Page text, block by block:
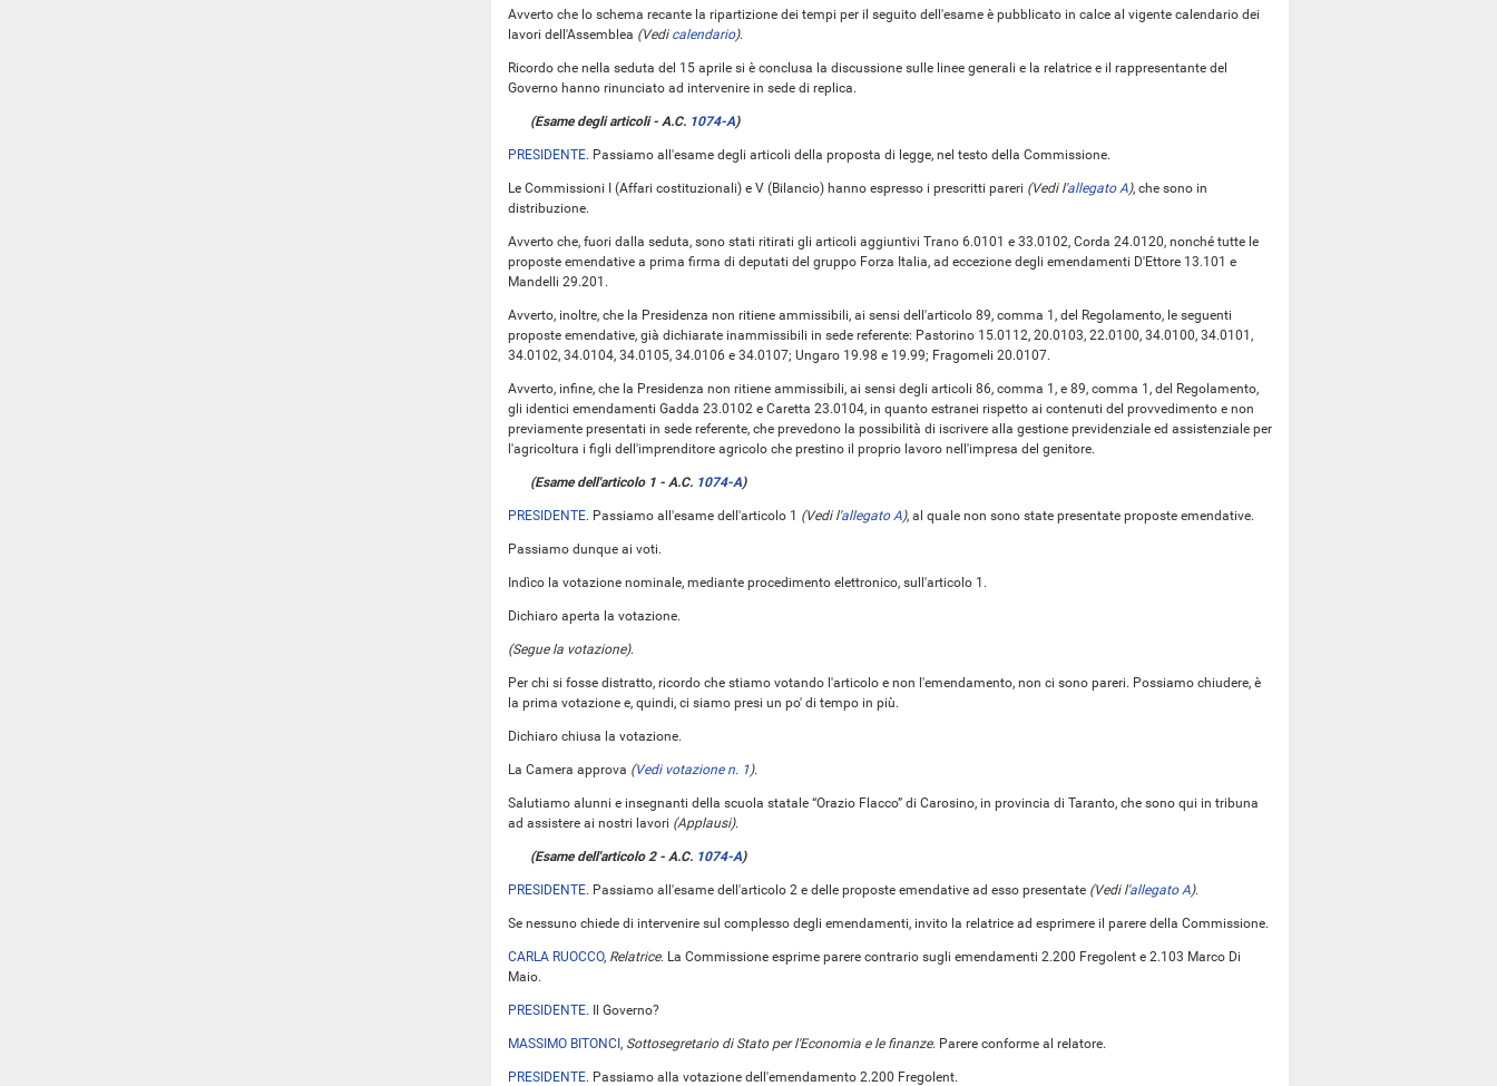
Avverto che lo schema recante la ripartizione dei tempi per il seguito dell'esame è pubblicato in calce al vigente calendario dei
lavori dell'Assemblea (Vedi calendario).
Ricordo che nella seduta del 15 aprile si è conclusa la discussione sulle linee generali e la relatrice e il rappresentante del
Governo hanno rinunciato ad intervenire in sede di replica.
(Esame degli articoli - A.C. 1074-A)
PRESIDENTE. Passiamo all'esame degli articoli della proposta di legge, nel testo della Commissione.
Le Commissioni I (Affari costituzionali) e V (Bilancio) hanno espresso i prescritti pareri (Vedi l'allegato A), che sono in
distribuzione.
Avverto che, fuori dalla seduta, sono stati ritirati gli articoli aggiuntivi Trano 6.0101 e 33.0102, Corda 24.0120, nonché tutte le
proposte emendative a prima firma di deputati del gruppo Forza Italia, ad eccezione degli emendamenti D'Ettore 13.101 e
Mandelli 29.201.
Avverto, inoltre, che la Presidenza non ritiene ammissibili, ai sensi dell'articolo 89, comma 1, del Regolamento, le seguenti
proposte emendative, già dichiarate inammissibili in sede referente: Pastorino 15.0112, 20.0103, 22.0100, 34.0100, 34.0101,
34.0102, 34.0104, 34.0105, 34.0106 e 34.0107; Ungaro 19.98 e 19.99; Fragomeli 20.0107.
Avverto, infine, che la Presidenza non ritiene ammissibili, ai sensi degli articoli 86, comma 1, e 89, comma 1, del Regolamento,
gli identici emendamenti Gadda 23.0102 e Caretta 23.0104, in quanto estranei rispetto ai contenuti del provvedimento e non
previamente presentati in sede referente, che prevedono la possibilità di iscrivere alla gestione previdenziale ed assistenziale per
l'agricoltura i figli dell'imprenditore agricolo che prestino il proprio lavoro nell'impresa del genitore.
(Esame dell'articolo 1 - A.C. 1074-A)
PRESIDENTE. Passiamo all'esame dell'articolo 1 (Vedi l'allegato A), al quale non sono state presentate proposte emendative.
Passiamo dunque ai voti.
Indìco la votazione nominale, mediante procedimento elettronico, sull'articolo 1.
Dichiaro aperta la votazione.
(Segue la votazione).
Per chi si fosse distratto, ricordo che stiamo votando l'articolo e non l'emendamento, non ci sono pareri. Possiamo chiudere, è
la prima votazione e, quindi, ci siamo presi un po' di tempo in più.
Dichiaro chiusa la votazione.
La Camera approva (Vedi votazione n. 1).
Salutiamo alunni e insegnanti della scuola statale “Orazio Flacco” di Carosino, in provincia di Taranto, che sono qui in tribuna
ad assistere ai nostri lavori (Applausi).
(Esame dell'articolo 2 - A.C. 1074-A)
PRESIDENTE. Passiamo all'esame dell'articolo 2 e delle proposte emendative ad esso presentate (Vedi l'allegato A).
Se nessuno chiede di intervenire sul complesso degli emendamenti, invito la relatrice ad esprimere il parere della Commissione.
CARLA RUOCCO, Relatrice. La Commissione esprime parere contrario sugli emendamenti 2.200 Fregolent e 2.103 Marco Di
Maio.
PRESIDENTE. Il Governo?
MASSIMO BITONCI , Sottosegretario di Stato per l'Economia e le finanze. Parere conforme al relatore.
PRESIDENTE. Passiamo alla votazione dell'emendamento 2.200 Fregolent.